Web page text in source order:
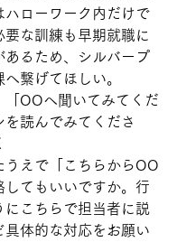
ハローワーク内だけで
要な訓練も早期就職に
あるため、シルバープ
繋げてほしい。
OOへ聞いてみてくだ
を読んでみてくださ
うえで「こちらからOO
してもいいですか。行
にこちらで担当者に説
具体的な対応をお願い